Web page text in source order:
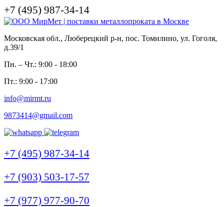
+7 (495) 987-34-14
Московская обл., Люберецкий р-н, пос. Томилино, ул. Гоголя,
д.39/1
Пн. – Чт.: 9:00 - 18:00
Пт.: 9:00 - 17:00
info@mirmt.ru
9873414@gmail.com
+7 (495) 987-34-14
+7 (903) 503-17-57
+7 (977) 977-90-70